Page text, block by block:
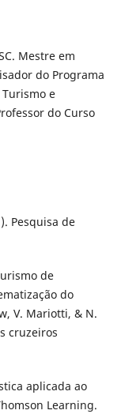
Mestre em
do Programa
e
do Curso
Pesquisa de
de
do
V. Mariotti, & N.
cruzeiros
aplicada ao
Learning.